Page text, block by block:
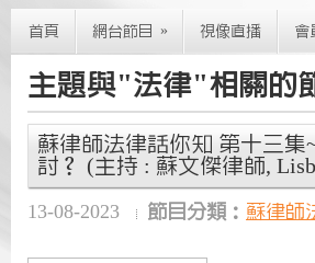
首頁 網台節目 » 視像直播 會
主題與"法律"相關的
蘇律師法律話你知 第十三
討？ (主持 : 蘇文傑律師,
13-08-2023 節目分類： 蘇律師